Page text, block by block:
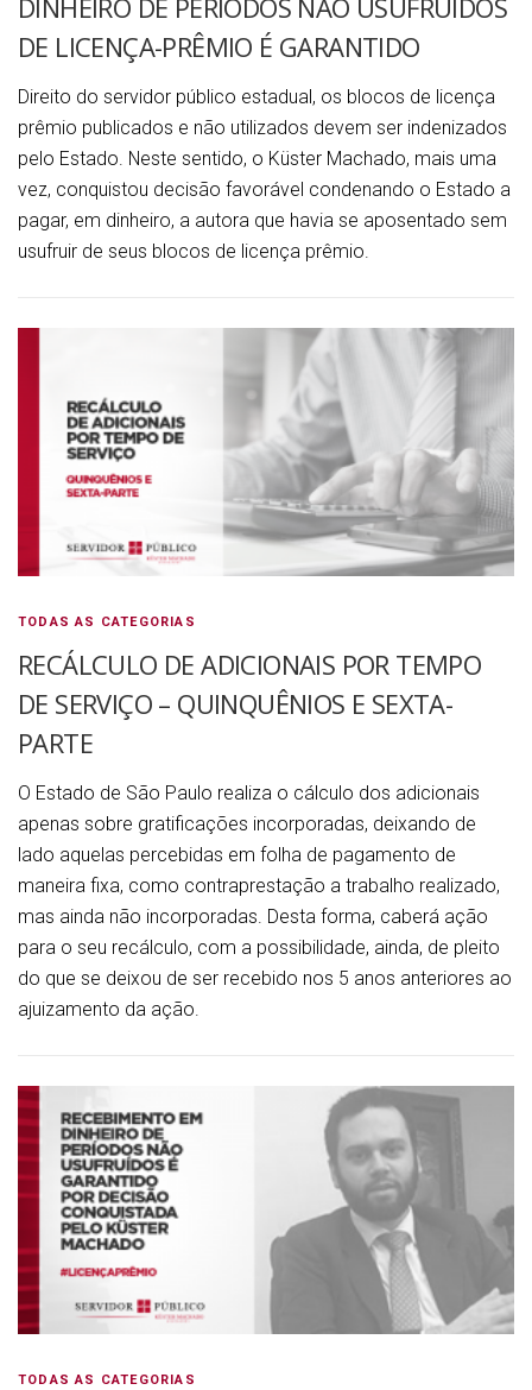
DE LICENÇA-PRÊMIO É GARANTIDO
Direito do servidor público estadual, os blocos de licença
prêmio publicados e não utilizados devem ser indenizados
pelo Estado. Neste sentido, o Küster Machado, mais uma
vez, conquistou decisão favorável condenando o Estado a
pagar, em dinheiro, a autora que havia se aposentado sem
usufruir de seus blocos de licença prêmio.
TODAS AS CATEGORIAS
RECÁLCULO DE ADICIONAIS POR TEMPO
DE SERVIÇO – QUINQUÊNIOS E SEXTA-
PARTE
O Estado de São Paulo realiza o cálculo dos adicionais
apenas sobre gratificações incorporadas, deixando de
lado aquelas percebidas em folha de pagamento de
maneira fixa, como contraprestação a trabalho realizado,
mas ainda não incorporadas. Desta forma, caberá ação
para o seu recálculo, com a possibilidade, ainda, de pleito
do que se deixou de ser recebido nos 5 anos anteriores ao
ajuizamento da ação.
TODAS AS CATEGORIAS